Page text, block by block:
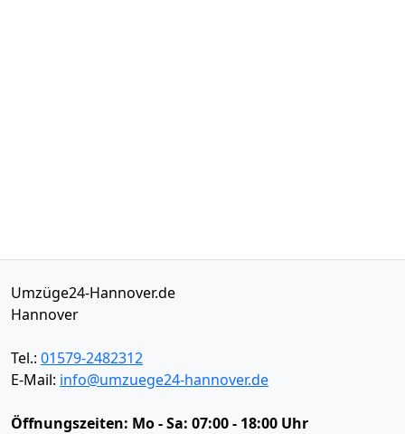
Umzüge24-Hannover.de
Hannover
Tel.: 01579-2482312
E-Mail: info@umzuege24-hannover.de
Öffnungszeiten: Mo - Sa: 07:00 - 18:00 Uhr